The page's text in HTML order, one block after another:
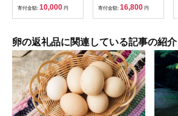
寄付金額: 10,000 円
域：離島】
【1185774】
寄付金額: 16,800 円
卵の返礼品に関連している記事の紹介